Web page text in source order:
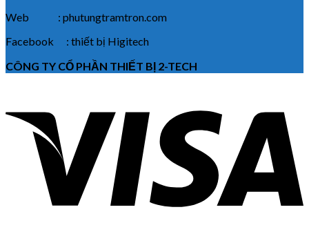
Web : phutungtramtron.com
Facebook : thiết bị Higitech
CÔNG TY CỔ PHẦN THIẾT BỊ 2-TECH